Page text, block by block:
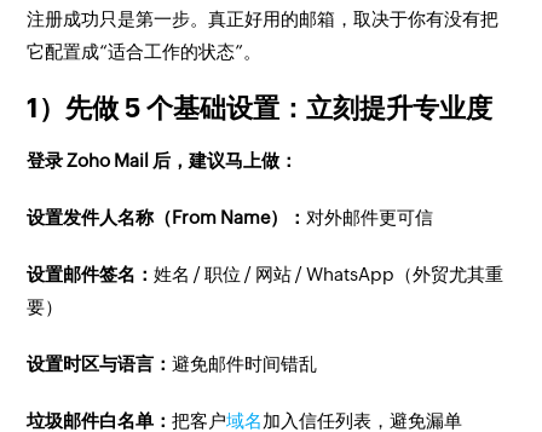
注册成功只是第一步。真正好用的邮箱，取决于你有没有把
它配置成“适合工作的状态”。
1）先做 5 个基础设置：立刻提升专业度
登录 Zoho Mail 后，建议马上做：
设置发件人名称（From Name）： 对外邮件更可信
设置邮件签名：姓名 / 职位 / 网站 / WhatsApp（外贸尤其重
要）
设置时区与语言：避免邮件时间错乱
垃圾邮件白名单：把客户域名加入信任列表，避免漏单